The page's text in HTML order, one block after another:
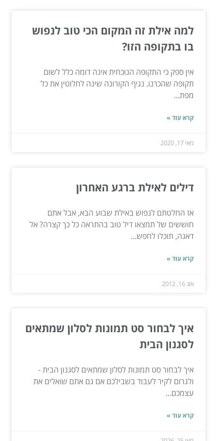
למה אילת זה המקום הכי טוב לנפוש
בו בתקופה הזו?
אין ספק כי התקופה הנוכחית אינה דומה כלל לשום
תקופה שהכרנו. נגיף הקורונה שינה לחלוטין את כל
מפת...
קרא עוד »
מאי 17, 2020
דילים לאילת ברגע האחרון
אז החלטתם לנפוש באילת שבוע הבא, אבל אתם
חוששים של תמצאו דיל טוב בהתראה כל כך קצרה? אל
דאגה, תוכלו לחפש...
קרא עוד »
אוג 16, 2012
איך לבחור סט תמונות לסלון שמתאים
לסגנון הבית
איך לבחור סט תמונות לסלון שמתאים לסגנון הבית -
ולגרום לקיר לעבוד בשבילכם אם גם אתם שואלים את
עצמכם...
קרא עוד »